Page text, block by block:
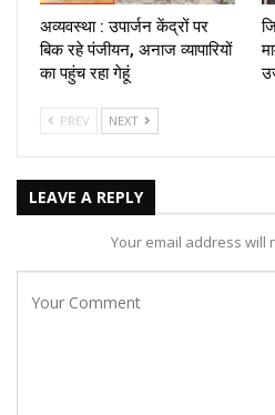
अव्यवस्था : उपार्जन केंद्रों पर
बिक रहे पंजीयन, अनाज व्यापारियों
का पहुंच रहा गेहूं
PREV NEXT
LEAVE A REPLY
Your email address will